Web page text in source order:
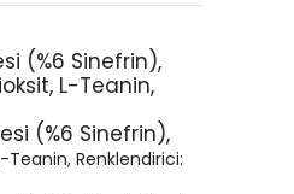
(%6 Sinefrin),
L-Teanin,
(%6 Sinefrin),
Teanin,Renklendirici: